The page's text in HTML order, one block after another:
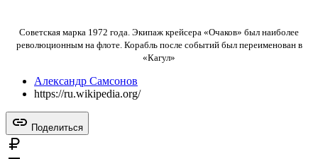
Советская марка 1972 года. Экипаж крейсера «Очаков» был наиболее
революционным на флоте. Корабль после событий был переименован в
«Кагул»
Александр Самсонов
https://ru.wikipedia.org/
Поделиться